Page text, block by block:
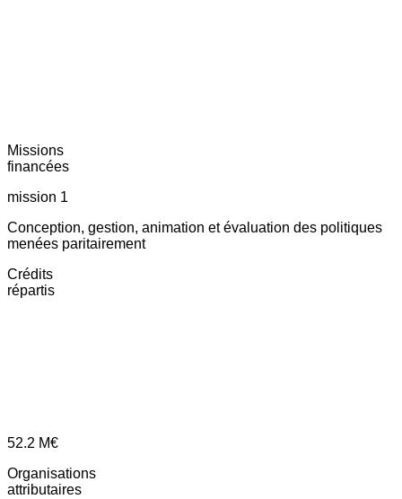
Missions
financées
mission 1
Conception, gestion, animation et évaluation des politiques
menées paritairement
Crédits
répartis
52.2 M€
Organisations
attributaires